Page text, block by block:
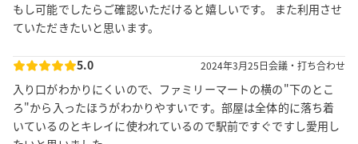
もし可能でしたらご確認いただけると嬉しいです。 また利用させ
ていただきたいと思います。
5.0 2024年3月25日会議・打ち合わせ
入り口がわかりにくいので、ファミリーマートの横の"下のとこ
ろ"から入ったほうがわかりやすいです。部屋は全体的に落ち着
いているのとキレイに使われているので駅前ですぐですし愛用し